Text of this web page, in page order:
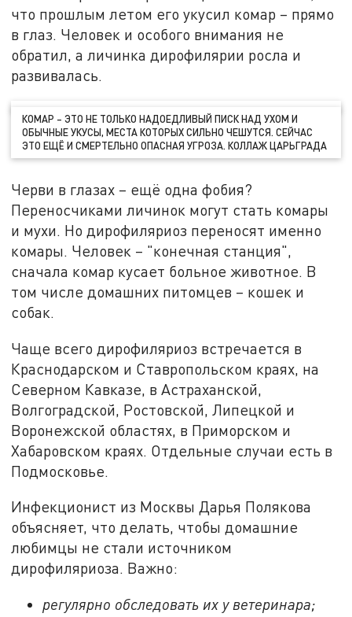
что прошлым летом его укусил комар – прямо
в глаз. Человек и особого внимания не
обратил, а личинка дирофилярии росла и
развивалась.
КОМАР – ЭТО НЕ ТОЛЬКО НАДОЕДЛИВЫЙ ПИСК НАД УХОМ И
ОБЫЧНЫЕ УКУСЫ, МЕСТА КОТОРЫХ СИЛЬНО ЧЕШУТСЯ. СЕЙЧАС
ЭТО ЕЩЁ И СМЕРТЕЛЬНО ОПАСНАЯ УГРОЗА. КОЛЛАЖ ЦАРЬГРАДА
Черви в глазах – ещё одна фобия?
Переносчиками личинок могут стать комары
и мухи. Но дирофиляриоз переносят именно
комары. Человек – "конечная станция",
сначала комар кусает больное животное. В
том числе домашних питомцев – кошек и
собак.
Чаще всего дирофиляриоз встречается в
Краснодарском и Ставропольском краях, на
Северном Кавказе, в Астраханской,
Волгоградской, Ростовской, Липецкой и
Воронежской областях, в Приморском и
Хабаровском краях. Отдельные случаи есть в
Подмосковье.
Инфекционист из Москвы Дарья Полякова
объясняет, что делать, чтобы домашние
любимцы не стали источником
дирофиляриоза. Важно:
регулярно обследовать их у ветеринара;